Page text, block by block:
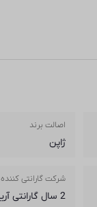
اصالت برند
ژاپن
شرکت گارانتی کننده
2 سال گارانتی آریازمان